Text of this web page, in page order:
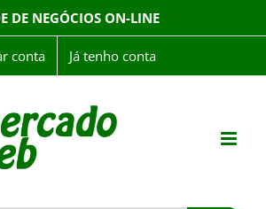
DE NEGÓCIOS ON-LINE
conta Já tenho conta